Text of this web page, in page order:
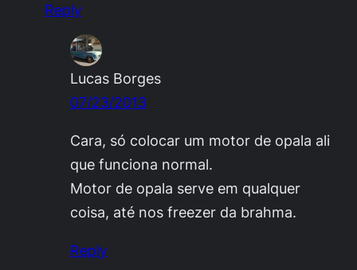
Reply
Lucas Borges
07/23/2013
Cara, só colocar um motor de opala ali
que funciona normal.
Motor de opala serve em qualquer
coisa, até nos freezer da brahma.
Reply